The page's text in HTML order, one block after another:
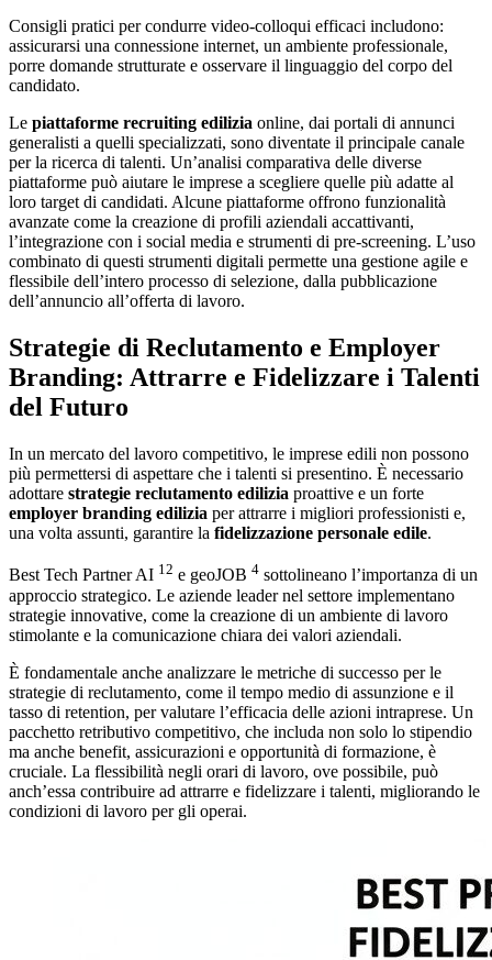
Consigli pratici per condurre video-colloqui efficaci includono:
assicurarsi una connessione internet, un ambiente professionale,
porre domande strutturate e osservare il linguaggio del corpo del
candidato.
Le piattaforme recruiting edilizia online, dai portali di annunci
generalisti a quelli specializzati, sono diventate il principale canale
per la ricerca di talenti. Un’analisi comparativa delle diverse
piattaforme può aiutare le imprese a scegliere quelle più adatte al
loro target di candidati. Alcune piattaforme offrono funzionalità
avanzate come la creazione di profili aziendali accattivanti,
l’integrazione con i social media e strumenti di pre-screening. L’uso
combinato di questi strumenti digitali permette una gestione agile e
flessibile dell’intero processo di selezione, dalla pubblicazione
dell’annuncio all’offerta di lavoro.
Strategie di Reclutamento e Employer
Branding: Attrarre e Fidelizzare i Talenti
del Futuro
In un mercato del lavoro competitivo, le imprese edili non possono
più permettersi di aspettare che i talenti si presentino. È necessario
adottare strategie reclutamento edilizia proattive e un forte
employer branding edilizia per attrarre i migliori professionisti e,
una volta assunti, garantire la fidelizzazione personale edile.
Best Tech Partner AI 12 e geoJOB 4 sottolineano l’importanza di un
approccio strategico. Le aziende leader nel settore implementano
strategie innovative, come la creazione di un ambiente di lavoro
stimolante e la comunicazione chiara dei valori aziendali.
È fondamentale anche analizzare le metriche di successo per le
strategie di reclutamento, come il tempo medio di assunzione e il
tasso di retention, per valutare l’efficacia delle azioni intraprese. Un
pacchetto retributivo competitivo, che includa non solo lo stipendio
ma anche benefit, assicurazioni e opportunità di formazione, è
cruciale. La flessibilità negli orari di lavoro, ove possibile, può
anch’essa contribuire ad attrarre e fidelizzare i talenti, migliorando le
condizioni di lavoro per gli operai.